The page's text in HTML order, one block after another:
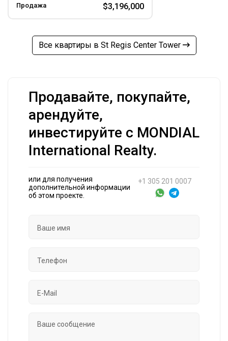
Продажа $3,196,000
Все квартиры в St Regis Center Tower
Продавайте, покупайте,
арендуйте,
инвестируйте с MONDIAL
International Realty.
или для получения
дополнительной информации
об этом проекте.
+1 305 201 0007